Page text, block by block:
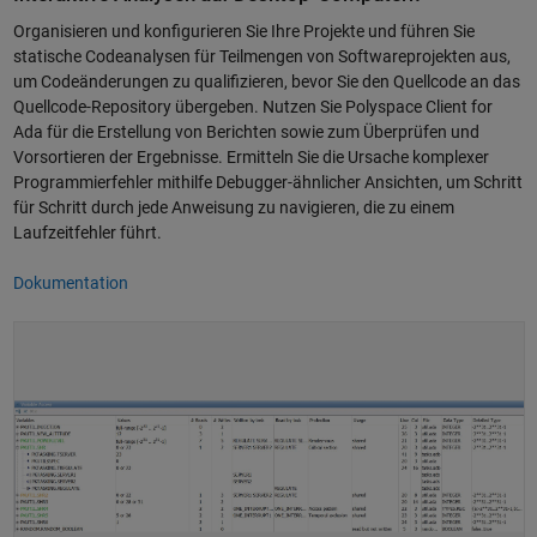
Organisieren und konfigurieren Sie Ihre Projekte und führen Sie
statische Codeanalysen für Teilmengen von Softwareprojekten aus,
um Codeänderungen zu qualifizieren, bevor Sie den Quellcode an das
Quellcode-Repository übergeben. Nutzen Sie Polyspace Client for
Ada für die Erstellung von Berichten sowie zum Überprüfen und
Vorsortieren der Ergebnisse. Ermitteln Sie die Ursache komplexer
Programmierfehler mithilfe Debugger-ähnlicher Ansichten, um Schritt
für Schritt durch jede Anweisung zu navigieren, die zu einem
Laufzeitfehler führt.
Dokumentation